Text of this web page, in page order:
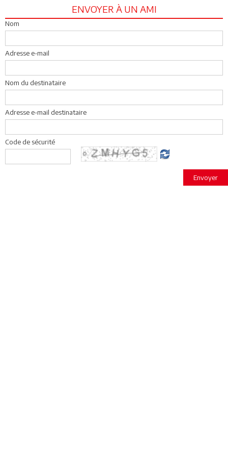
ENVOYER À UN AMI
Nom
Adresse e-mail
Nom du destinataire
Adresse e-mail destinataire
Code de sécurité
Envoyer